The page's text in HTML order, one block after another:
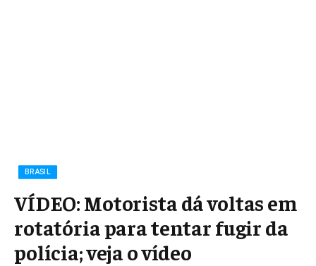
BRASIL
VÍDEO: Motorista dá voltas em
rotatória para tentar fugir da
polícia; veja o vídeo